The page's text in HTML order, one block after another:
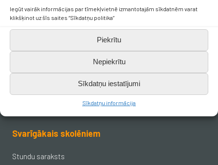
Iegūt vairāk informācijas par tīmekļvietnē izmantotajām sīkdatnēm varat
klikšķinot uz šīs saites “Sīkdatņu politika”
Piekrītu
Nepiekrītu
Sīkdatņu iestatījumi
Sīkdatņu informācija
+371 638 656 05
skola.broceni@saldus.lv
Ezera iela 6, Brocēni, LV-3851
Svarīgākais skolēniem
Stundu saraksts